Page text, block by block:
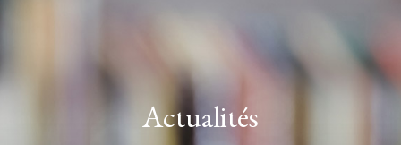
Actualités